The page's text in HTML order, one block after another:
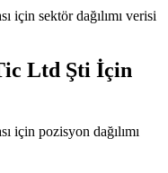
için sektör dağılımı verisi
Ltd Şti İçin
için pozisyon dağılımı